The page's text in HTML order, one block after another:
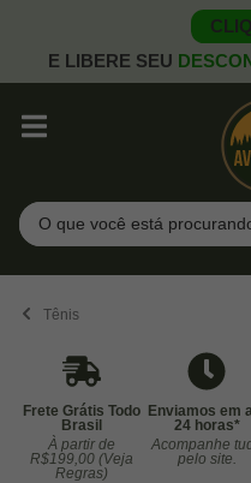
E LIBERE SEU
Pesquisar
Tênis
Frete Grátis Todo
Brasil
À partir de
R$199,00 (Veja
Regras)
Enviamos em
24 horas*
Acompanhe
pelo site.